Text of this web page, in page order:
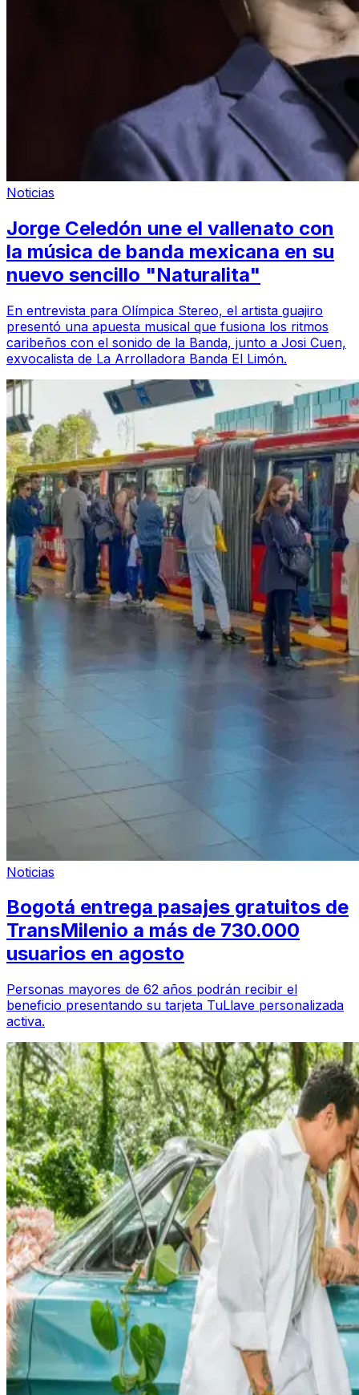
Noticias
Jorge Celedón une el vallenato con
la música de banda mexicana en su
nuevo sencillo "Naturalita"
En entrevista para Olímpica Stereo, el artista guajiro
presentó una apuesta musical que fusiona los ritmos
caribeños con el sonido de la Banda, junto a Josi Cuen,
exvocalista de La Arrolladora Banda El Limón.
Noticias
Bogotá entrega pasajes gratuitos de
TransMilenio a más de 730.000
usuarios en agosto
Personas mayores de 62 años podrán recibir el
beneficio presentando su tarjeta TuLlave personalizada
activa.